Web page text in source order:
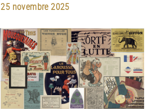
25 novembre 2025